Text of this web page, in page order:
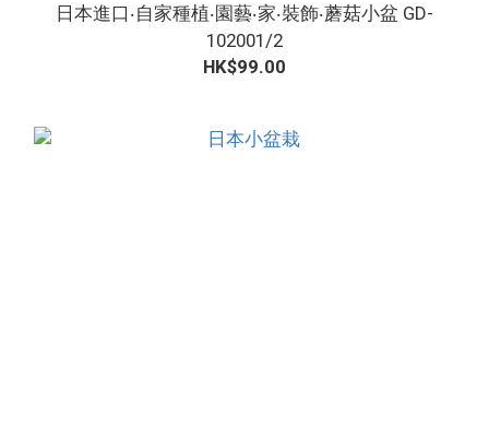
日本進口‧自家種植‧園藝‧家‧裝飾‧蘑菇小盆 GD-
102001/2
HK$99.00